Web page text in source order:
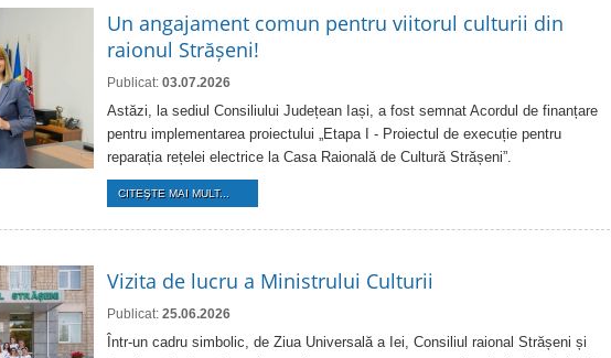
Un angajament comun pentru viitorul culturii din
raionul Strășeni!
Publicat: 03.07.2026
Astăzi, la sediul Consiliului Județean Iași, a fost semnat Acordul de finanțare
pentru implementarea proiectului „Etapa I - Proiectul de execuție pentru
reparația rețelei electrice la Casa Raională de Cultură Strășeni”.
CITEŞTE MAI MULT...
Vizita de lucru a Ministrului Culturii
Publicat: 25.06.2026
Într-un cadru simbolic, de Ziua Universală a Iei, Consiliul raional Strășeni și